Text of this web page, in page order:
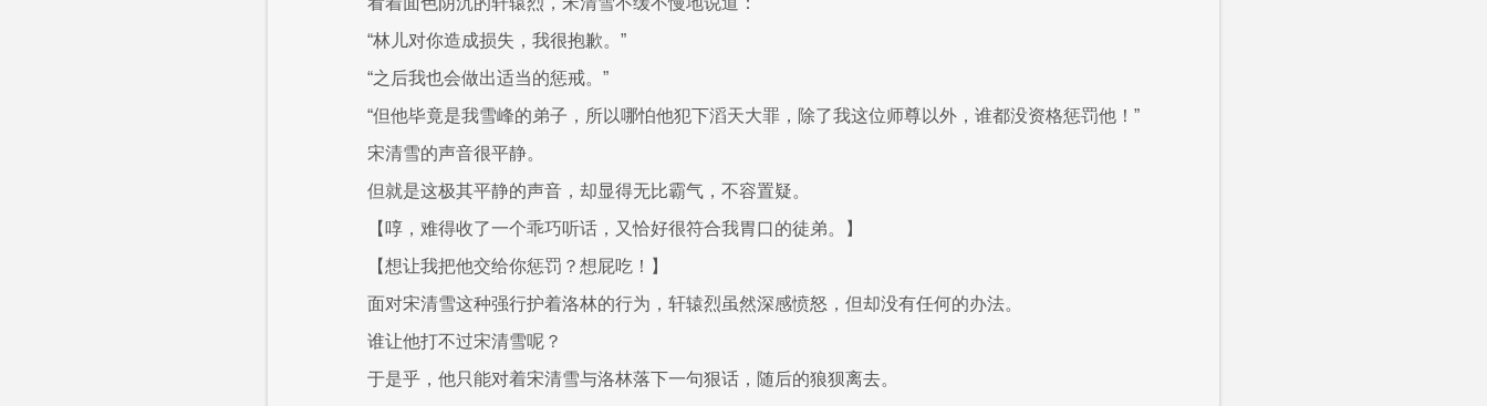
“林儿对你造成损失，我很抱歉。”
“之后我也会做出适当的惩戒。”
“但他毕竟是我雪峰的弟子，所以哪怕他犯下滔天大罪，除了我这位师尊以外，谁都没资格惩罚他！”
宋清雪的声音很平静。
但就是这极其平静的声音，却显得无比霸气，不容置疑。
【啍，难得收了一个乖巧听话，又恰好很符合我胃口的徒弟。】
【想让我把他交给你惩罚？想屁吃！】
面对宋清雪这种强行护着洛林的行为，轩辕烈虽然深感愤怒，但却没有任何的办法。
谁让他打不过宋清雪呢？
于是乎，他只能对着宋清雪与洛林落下一句狠话，随后的狼狈离去。